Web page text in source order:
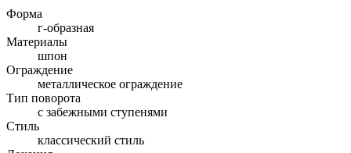
Форма
г-образная
Материалы
шпон
Ограждение
металлическое ограждение
Тип поворота
с забежными ступенями
Стиль
классический стиль